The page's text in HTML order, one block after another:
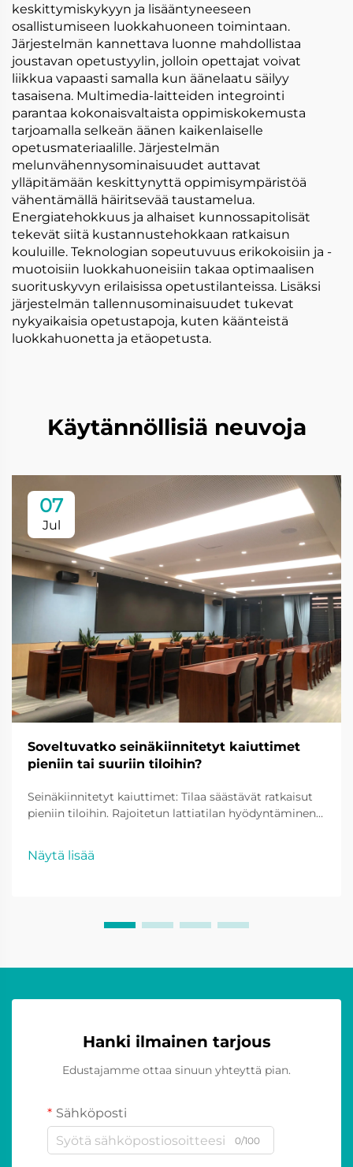
keskittymiskykyyn ja lisääntyneeseen
osallistumiseen luokkahuoneen toimintaan.
Järjestelmän kannettava luonne mahdollistaa
joustavan opetustyylin, jolloin opettajat voivat
liikkua vapaasti samalla kun äänelaatu säilyy
tasaisena. Multimedia-laitteiden integrointi
parantaa kokonaisvaltaista oppimiskokemusta
tarjoamalla selkeän äänen kaikenlaiselle
opetusmateriaalille. Järjestelmän
melunvähennysominaisuudet auttavat
ylläpitämään keskittynyttä oppimisympäristöä
vähentämällä häiritsevää taustamelua.
Energiatehokkuus ja alhaiset kunnossapitolisät
tekevät siitä kustannustehokkaan ratkaisun
kouluille. Teknologian sopeutuvuus erikokoisiin ja -
muotoisiin luokkahuoneisiin takaa optimaalisen
suorituskyvyn erilaisissa opetustilanteissa. Lisäksi
järjestelmän tallennusominaisuudet tukevat
nykyaikaisia opetustapoja, kuten käänteistä
luokkahuonetta ja etäopetusta.
Käytännöllisiä neuvoja
07
Jul
Soveltuvatko seinäkiinnitetyt kaiuttimet
pieniin tai suuriin tiloihin?
Seinäkiinnitetyt kaiuttimet: Tilaa säästävät ratkaisut
pieniin tiloihin. Rajoitetun lattiatilan hyödyntäminen
minimoimisessa, erityisesti kompaktien
Näytä lisää
Hanki ilmainen tarjous
Edustajamme ottaa sinuun yhteyttä pian.
Sähköposti
0/100